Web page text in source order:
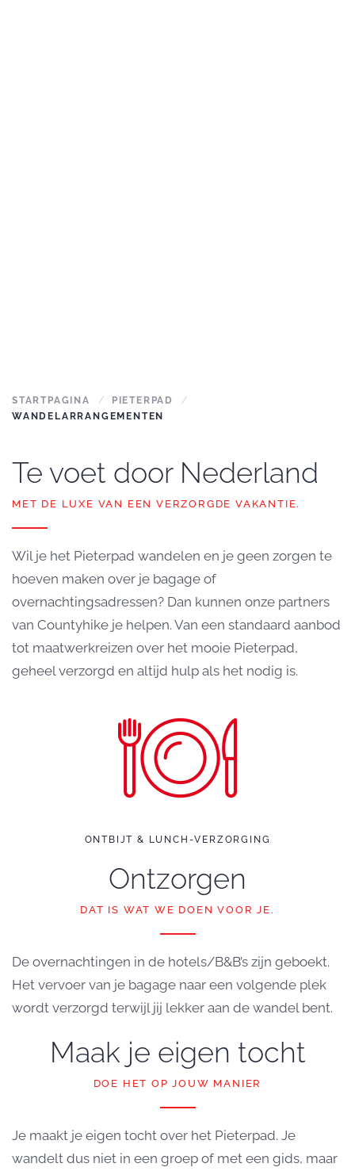
STARTPAGINA
PIETERPAD
WANDELARRANGEMENTEN
Te voet door Nederland
MET DE LUXE VAN EEN VERZORGDE VAKANTIE.
Wil je het Pieterpad wandelen en je geen zorgen te
hoeven maken over je bagage of
overnachtingsadressen? Dan kunnen onze partners
van Countyhike je helpen. Van een standaard aanbod
tot maatwerkreizen over het mooie Pieterpad,
geheel verzorgd en altijd hulp als het nodig is.
ONTBIJT & LUNCH-VERZORGING
Ontzorgen
DAT IS WAT WE DOEN VOOR JE.
De overnachtingen in de hotels/B&B’s zijn geboekt.
Het vervoer van je bagage naar een volgende plek
wordt verzorgd terwijl jij lekker aan de wandel bent.
Maak je eigen tocht
DOE HET OP JOUW MANIER
Je maakt je eigen tocht over het Pieterpad. Je
wandelt dus niet in een groep of met een gids, maar